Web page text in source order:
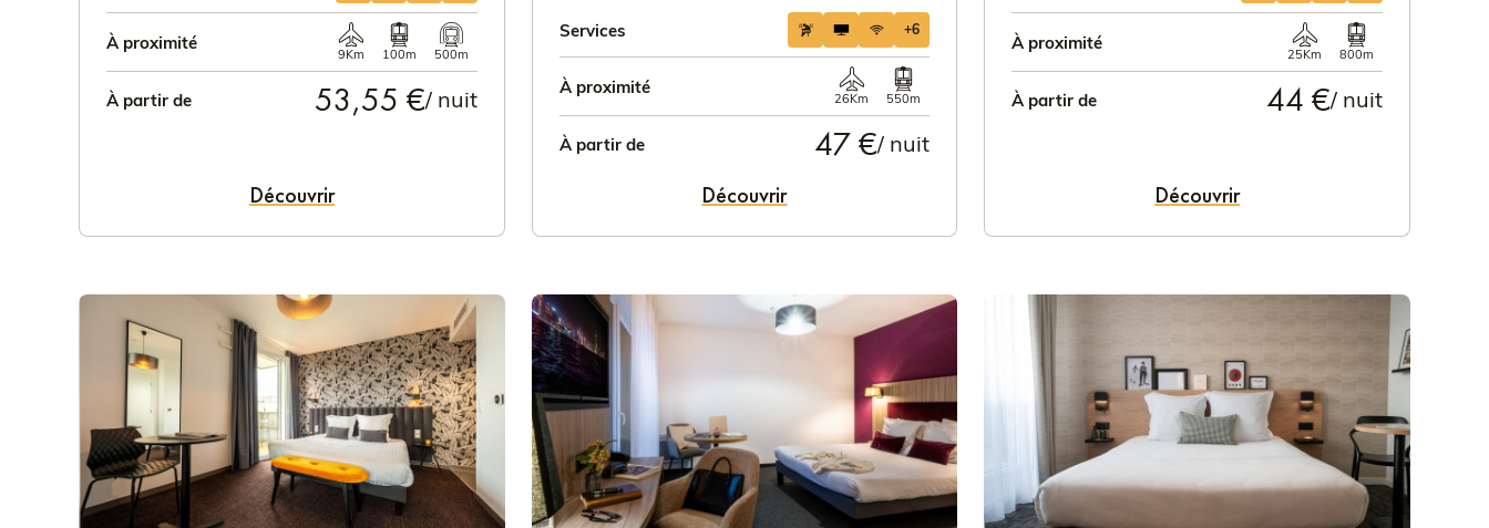
À proximité
9Km 100m 500m
À partir de 53,55 €/ nuit
Découvrir
Services +6
À proximité
26Km 550m
À partir de 47 €/ nuit
Découvrir
À proximité
25Km 800m
À partir de 44 €/ nuit
Découvrir